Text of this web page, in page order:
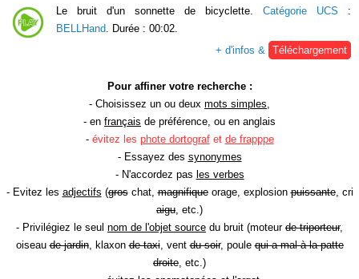
Le bruit d'un sonnette de bicyclette. Catégorie UCS :
BELLHand . Durée : 00:02.
+ d'infos &
Téléchargement
Pour affiner votre recherche :
- Choisissez un ou deux mots simples
- en français de préférence, ou en anglais
- évitez les phote dortografet de frapppe
- Essayez des synonymes
- N'accordez pas les verbes
- Evitez les adjectifs (groschat,magnifiqueorage, explosionpuissante, cri
aigu , etc.)
- Privilégiez le seul nom de l'objet source du bruit (moteur de triporteur,
oiseaude jardin, klaxonde taxi, ventdu soir, poulequi a mal à la patte
droite , etc.)